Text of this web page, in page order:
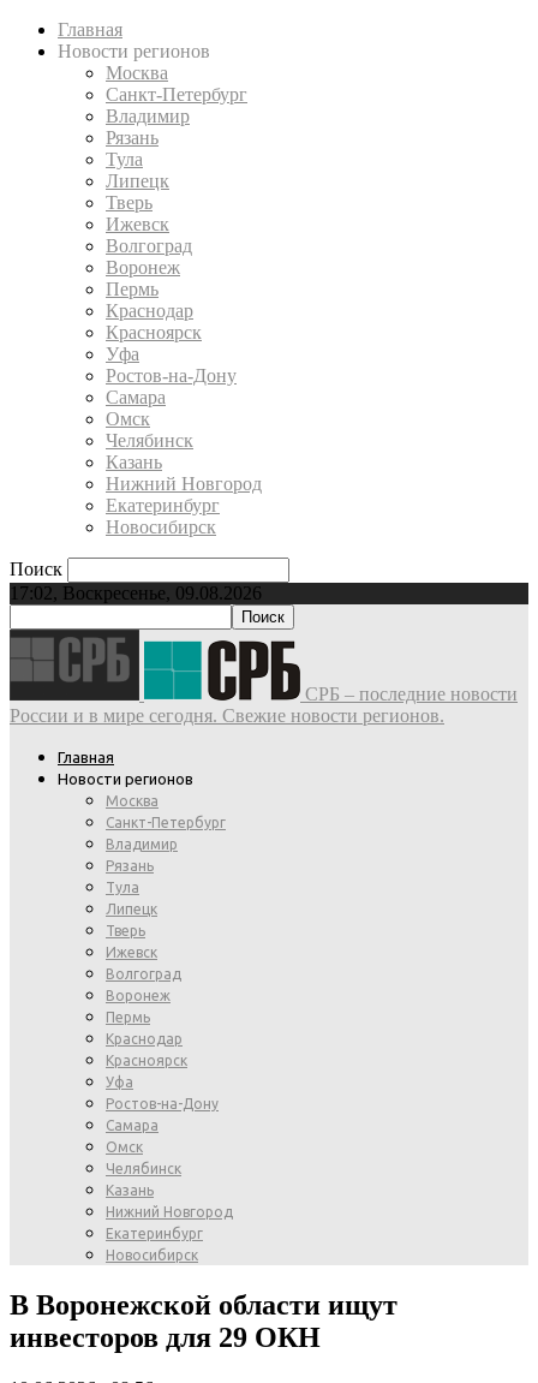
Главная
Новости регионов
Москва
Санкт-Петербург
Владимир
Рязань
Тула
Липецк
Тверь
Ижевск
Волгоград
Воронеж
Пермь
Краснодар
Красноярск
Уфа
Ростов-на-Дону
Самара
Омск
Челябинск
Казань
Нижний Новгород
Екатеринбург
Новосибирск
Поиск
17:02, Воскресенье, 09.08.2026
СРБ – последние новости
России и в мире сегодня. Свежие новости регионов.
Главная
Новости регионов
Москва
Санкт-Петербург
Владимир
Рязань
Тула
Липецк
Тверь
Ижевск
Волгоград
Воронеж
Пермь
Краснодар
Красноярск
Уфа
Ростов-на-Дону
Самара
Омск
Челябинск
Казань
Нижний Новгород
Екатеринбург
Новосибирск
В Воронежской области ищут
инвесторов для 29 ОКН